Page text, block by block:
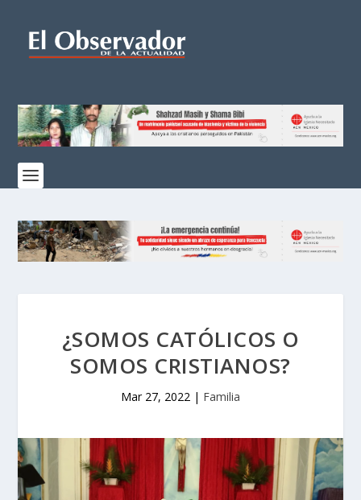
¿SOMOS CATÓLICOS O
SOMOS CRISTIANOS?
Mar 27, 2022 | Familia